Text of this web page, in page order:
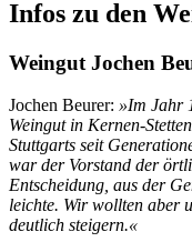
Infos zu den
Weingut Jochen
Jochen Beurer: »Im Jahr
Weingut in Kernen-
Stuttgarts seit
war der Vorstand der
Entscheidung, aus der
leichte. Wir wollten aber
deutlich steigern.«